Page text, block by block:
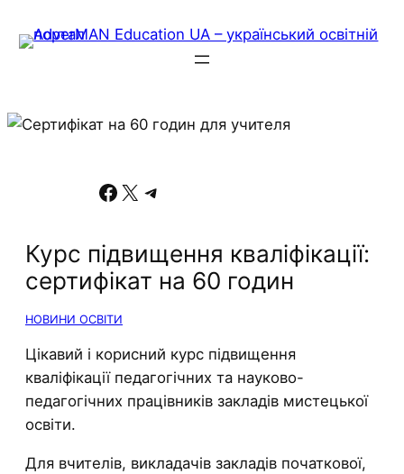
Facebook X Telegram
Курс підвищення кваліфікації:
сертифікат на 60 годин
НОВИНИ ОСВІТИ
Цікавий і корисний курс підвищення
кваліфікації педагогічних та науково-
педагогічних працівників закладів мистецької
освіти.
Для вчителів, викладачів закладів початкової,